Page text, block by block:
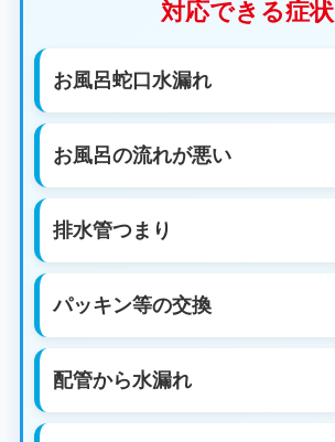
対応できる症状
お風呂蛇口水漏れ
お風呂の流れが悪い
排水管つまり
パッキン等の交換
配管から水漏れ